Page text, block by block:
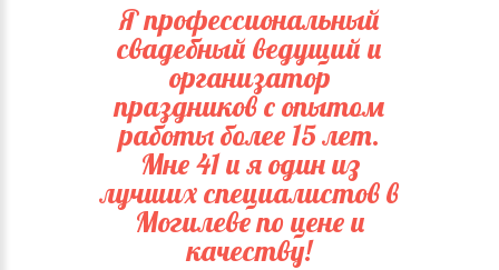
Я профессиональный
свадебный ведущий и
организатор
праздников с опытом
работы более 15 лет.
Мне 41 и я один из
лучших специалистов в
Могилеве по цене и
качеству!